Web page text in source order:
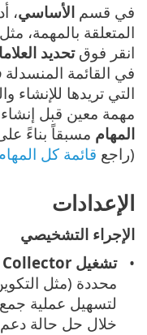
في قسم الأساسي،
المتعلقة بالمهمة، مثل
انقر فوقتحديد
في القائمة المنسدلة
التي تريدها للإنشاء
مهمة معين قبل
المهام مسبقاً بناءً
(راجع قائمة كل
الإعدادات
الإجراء التشخيصي
تشغيل Log Collector
محددة (مثل
لتسهيل عملية
خلال حل حالة